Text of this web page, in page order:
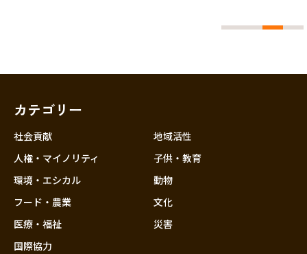
カテゴリー
社会貢献
人権・マイノリティ
環境・エシカル
フード・農業
医療・福祉
国際協力
地域活性
子供・教育
動物
文化
災害